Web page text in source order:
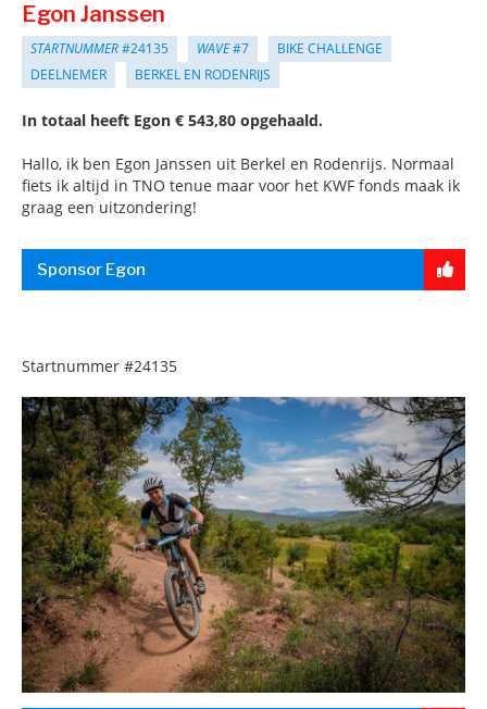
Egon Janssen
STARTNUMMER#24135 WAVE#7
BIKE CHALLENGE
DEELNEMER
BERKEL EN RODENRIJS
In totaal heeft Egon € 543,80 opgehaald.
Hallo, ik ben Egon Janssen uit Berkel en Rodenrijs. Normaal
fiets ik altijd in TNO tenue maar voor het KWF fonds maak ik
graag een uitzondering!
Sponsor Egon
Startnummer #24135